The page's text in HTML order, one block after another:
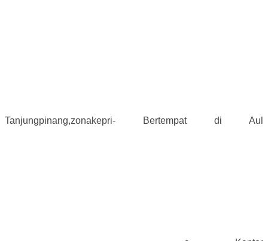
Tanjungpinang,zonakepri- Bertempat di Aul